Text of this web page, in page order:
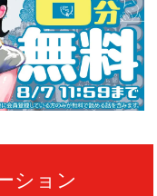
ション